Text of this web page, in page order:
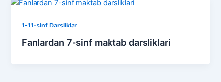
1-11-sinf Darsliklar
Fanlardan 7-sinf maktab darsliklari